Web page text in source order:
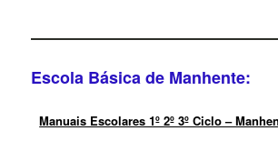
Escola Básica de Manhente:
Manuais Escolares 1º 2º 3º Ciclo –